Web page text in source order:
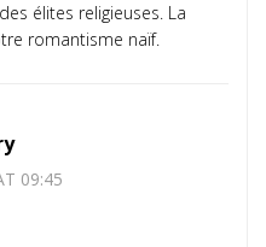
élites religieuses. La
romantisme naïf.
09:45